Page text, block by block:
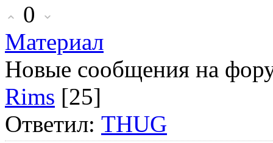
0
Материал
Новые сообщения на
Rims [25]
Ответил: THUG